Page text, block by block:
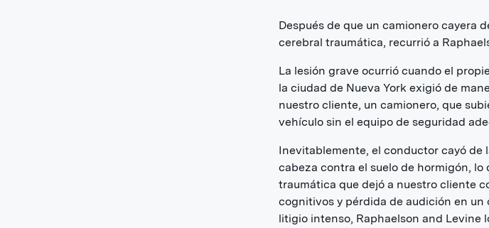
Después de que un camionero cayera
cerebral traumática, recurrió a
La lesión grave ocurrió cuando el
la ciudad de Nueva York exigió de
nuestro cliente, un camionero, que
vehículo sin el equipo de seguridad
Inevitablemente, el conductor cayó de
cabeza contra el suelo de hormigón,
traumática que dejó a nuestro cliente
cognitivos y pérdida de audición en un
litigio intenso, Raphaelson and Levine